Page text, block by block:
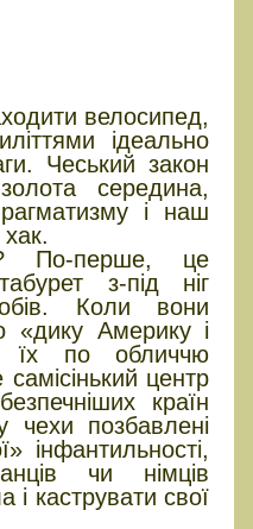
велосипед,
ідеально
Чеський закон
середина,
і наш
По-перше, це
з-під ніг
Коли вони
«дику Америку і
їх по обличчю
центр
країн
чехи позбавлені
інфантильності,
чи німців
і каструвати свої